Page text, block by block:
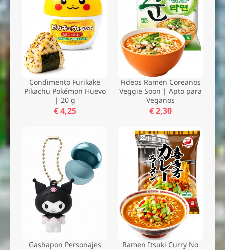
Condimento Furikake
Pikachu Pokémon Huevo
| 20 g
€ 4,25
Fideos Ramen Coreanos
Veggie Soon | Apto para
Veganos
€ 2,30
Gashapon Personajes
Ramen Itsuki Curry No